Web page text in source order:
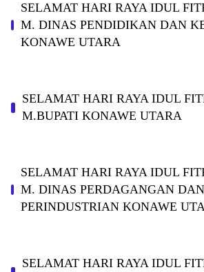
SELAMAT HARI RAYA IDUL
M. DINAS PENDIDIKAN DAN
KONAWE UTARA
SELAMAT HARI RAYA IDUL
M.BUPATI KONAWE UTARA
SELAMAT HARI RAYA IDUL
M. DINAS PERDAGANGAN DAN
PERINDUSTRIAN KONAWE
SELAMAT HARI RAYA IDUL